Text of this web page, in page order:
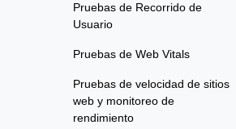
Pruebas de Recorrido de
Usuario
Pruebas de Web Vitals
Pruebas de velocidad de sitios
web y monitoreo de
rendimiento